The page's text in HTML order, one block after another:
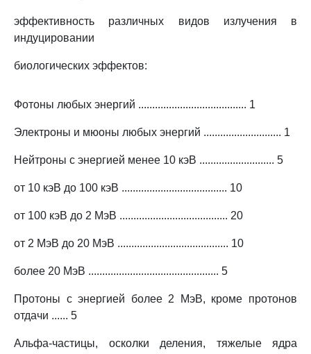
эффективность различных видов излучения в
индуцировании
биологических эффектов:
Фотоны любых энергий ....................................... 1
Электроны и мюоны любых энергий ............................ 1
Нейтроны с энергией менее 10 кэВ ........................... 5
от 10 кэВ до 100 кэВ ...................................... 10
от 100 кэВ до 2 МэВ ....................................... 20
от 2 МэВ до 20 МэВ ........................................ 10
более 20 МэВ ............................................... 5
Протоны с энергией более 2 МэВ, кроме протонов
отдачи ...... 5
Альфа-частицы, осколки деления, тяжелые ядра